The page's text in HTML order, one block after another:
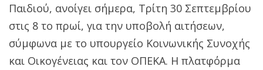
Παιδιού, ανοίγει σήμερα, Τρίτη 30 Σεπτεμβρίου
στις 8 το πρωί, για την υποβολή αιτήσεων,
σύμφωνα με το υπουργείο Κοινωνικής Συνοχής
και Οικογένειας και τον ΟΠΕΚΑ. Η πλατφόρμα